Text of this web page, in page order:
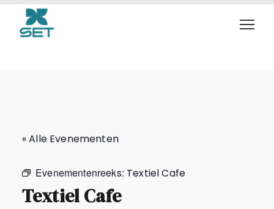
Textiel Cafe
« Alle Evenementen
Evenementenreeks: Textiel Cafe
Textiel Cafe